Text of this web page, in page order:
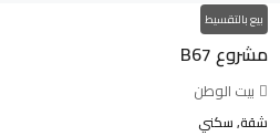
بيع بالتقسيط
مشروع B67
بيت الوطن
شقة, سكني